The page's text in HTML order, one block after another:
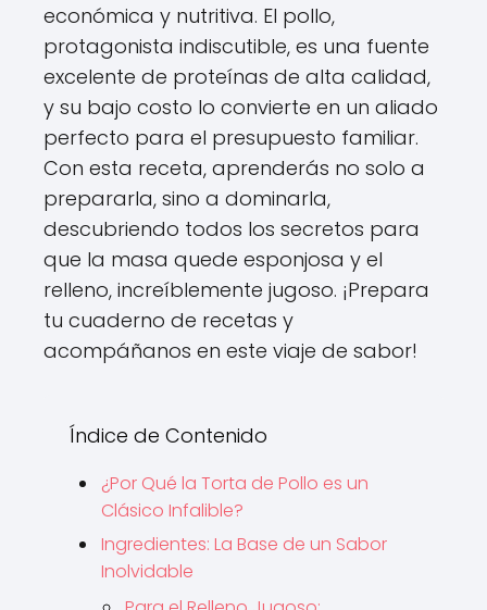
económica y nutritiva. El pollo,
protagonista indiscutible, es una fuente
excelente de proteínas de alta calidad,
y su bajo costo lo convierte en un aliado
perfecto para el presupuesto familiar.
Con esta receta, aprenderás no solo a
prepararla, sino a dominarla,
descubriendo todos los secretos para
que la masa quede esponjosa y el
relleno, increíblemente jugoso. ¡Prepara
tu cuaderno de recetas y
acompáñanos en este viaje de sabor!
Índice de Contenido
¿Por Qué la Torta de Pollo es un
Clásico Infalible?
Ingredientes: La Base de un Sabor
Inolvidable